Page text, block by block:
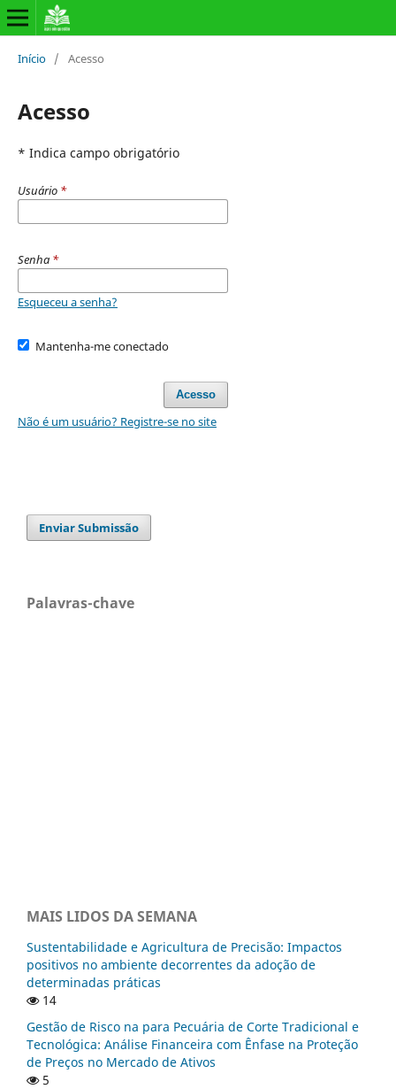
Início / Acesso
Acesso
* Indica campo obrigatório
Usuário *
Senha *
Esqueceu a senha?
Mantenha-me conectado
Acesso
Não é um usuário? Registre-se no site
Enviar Submissão
Palavras-chave
MAIS LIDOS DA SEMANA
Sustentabilidade e Agricultura de Precisão: Impactos
positivos no ambiente decorrentes da adoção de
determinadas práticas
14
Gestão de Risco na para Pecuária de Corte Tradicional e
Tecnológica: Análise Financeira com Ênfase na Proteção
de Preços no Mercado de Ativos
5